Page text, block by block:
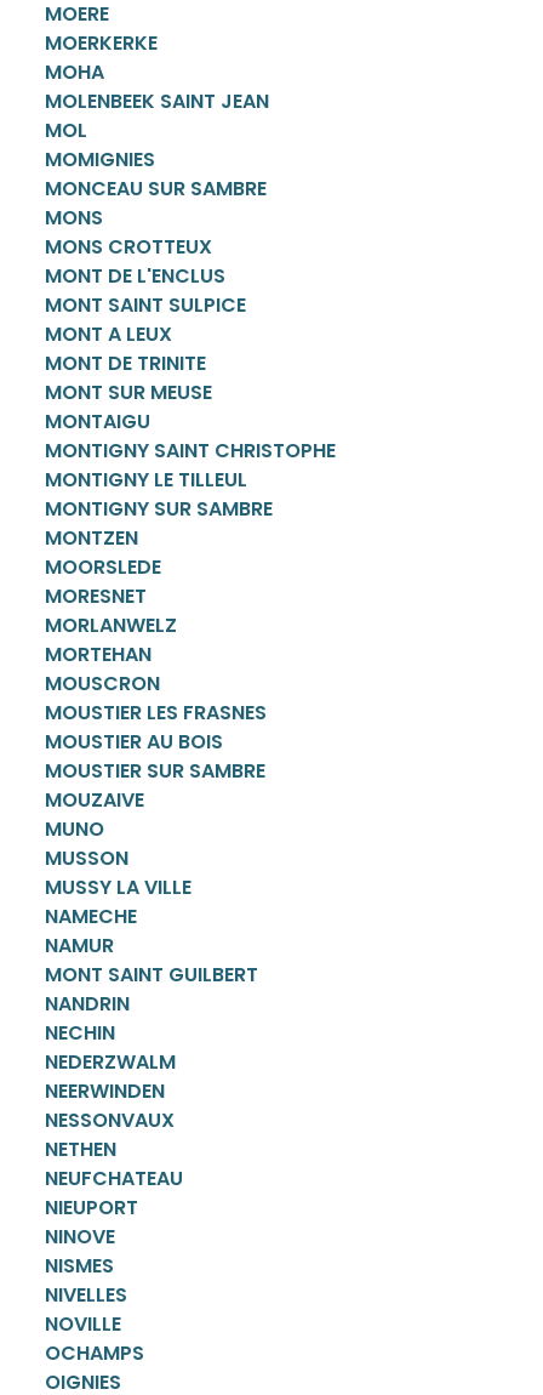
MOERE
MOERKERKE
MOHA
MOLENBEEK SAINT JEAN
MOL
MOMIGNIES
MONCEAU SUR SAMBRE
MONS
MONS CROTTEUX
MONT DE L'ENCLUS
MONT SAINT SULPICE
MONT A LEUX
MONT DE TRINITE
MONT SUR MEUSE
MONTAIGU
MONTIGNY SAINT CHRISTOPHE
MONTIGNY LE TILLEUL
MONTIGNY SUR SAMBRE
MONTZEN
MOORSLEDE
MORESNET
MORLANWELZ
MORTEHAN
MOUSCRON
MOUSTIER LES FRASNES
MOUSTIER AU BOIS
MOUSTIER SUR SAMBRE
MOUZAIVE
MUNO
MUSSON
MUSSY LA VILLE
NAMECHE
NAMUR
MONT SAINT GUILBERT
NANDRIN
NECHIN
NEDERZWALM
NEERWINDEN
NESSONVAUX
NETHEN
NEUFCHATEAU
NIEUPORT
NINOVE
NISMES
NIVELLES
NOVILLE
OCHAMPS
OIGNIES